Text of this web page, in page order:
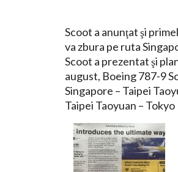
Scoot a anunţat şi
va zbura pe ruta
Scoot a prezentat şi
august, Boeing 787-9
Singapore – Taipei
Taipei Taoyuan –